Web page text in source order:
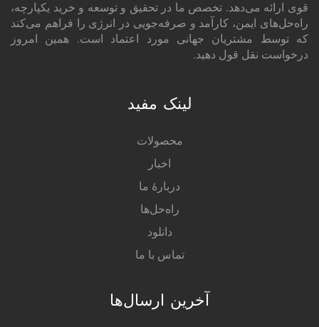
قوی ارائه می‌دهد. تخصص ما در تحقیق و توسعه و خرید یکپارچه،
راه‌حل‌های ایمن، کارآمد و صرفه‌جویی در انرژی را فراهم می‌کند
که توسط مشتریان جهانی مورد اعتماد است. همین امروز
درخواست نقل قول دهید.
لینک مفید
محصولات
اخبار
دربارهٔ ما
راه‌حل‌ها
دانلود
تماس با ما
آخرین ارسال‌ها